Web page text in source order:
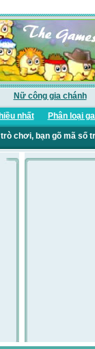
Nữ công gia chánh
nhất Phân loại
chơi, bạn gõ mã số